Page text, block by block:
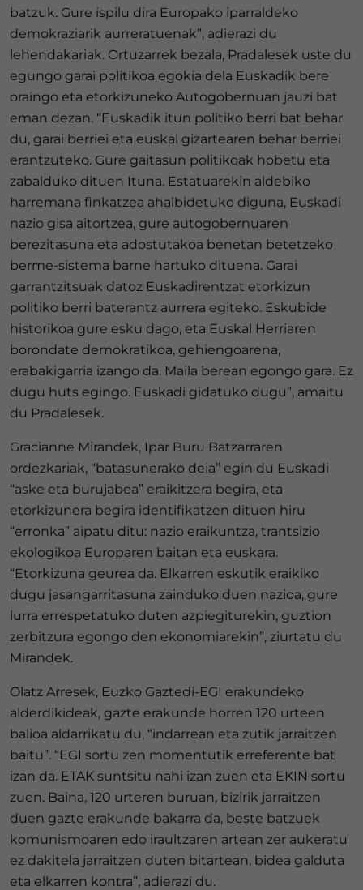
batzuk. Gure ispilu dira Europako iparraldeko
demokraziarik aurreratuenak”, adierazi du
lehendakariak. Ortuzarrek bezala, Pradalesek uste du
egungo garai politikoa egokia dela Euskadik bere
oraingo eta etorkizuneko Autogobernuan jauzi bat
eman dezan. “Euskadik itun politiko berri bat behar
du, garai berriei eta euskal gizartearen behar berriei
erantzuteko. Gure gaitasun politikoak hobetu eta
zabalduko dituen Ituna. Estatuarekin aldebiko
harremana finkatzea ahalbidetuko diguna, Euskadi
nazio gisa aitortzea, gure autogobernuaren
berezitasuna eta adostutakoa benetan betetzeko
berme-sistema barne hartuko dituena. Garai
garrantzitsuak datoz Euskadirentzat etorkizun
politiko berri baterantz aurrera egiteko. Eskubide
historikoa gure esku dago, eta Euskal Herriaren
borondate demokratikoa, gehiengoarena,
erabakigarria izango da. Maila berean egongo gara. Ez
dugu huts egingo. Euskadi gidatuko dugu”, amaitu
du Pradalesek.
Gracianne Mirandek, Ipar Buru Batzarraren
ordezkariak, “batasunerako deia” egin du Euskadi
“aske eta burujabea” eraikitzera begira, eta
etorkizunera begira identifikatzen dituen hiru
“erronka” aipatu ditu: nazio eraikuntza, trantsizio
ekologikoa Europaren baitan eta euskara.
“Etorkizuna geurea da. Elkarren eskutik eraikiko
dugu jasangarritasuna zainduko duen nazioa, gure
lurra errespetatuko duten azpiegiturekin, guztion
zerbitzura egongo den ekonomiarekin”, ziurtatu du
Mirandek.
Olatz Arresek, Euzko Gaztedi-EGI erakundeko
alderdikideak, gazte erakunde horren 120 urteen
balioa aldarrikatu du, “indarrean eta zutik jarraitzen
baitu”. “EGI sortu zen momentutik erreferente bat
izan da. ETAK suntsitu nahi izan zuen eta EKIN sortu
zuen. Baina, 120 urteren buruan, bizirik jarraitzen
duen gazte erakunde bakarra da, beste batzuek
komunismoaren edo iraultzaren artean zer aukeratu
ez dakitela jarraitzen duten bitartean, bidea galduta
eta elkarren kontra”, adierazi du.